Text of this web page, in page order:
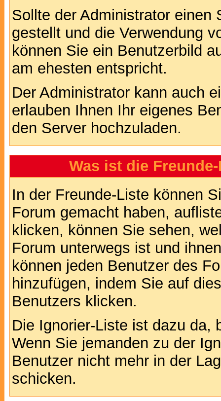
Sollte der Administrator einen
gestellt und die Verwendung
können Sie ein Benutzerbild
am ehesten entspricht.
Der Administrator kann auch
erlauben Ihnen Ihr eigenes
den Server hochzuladen.
Was ist die
In der Freunde-Liste können
Forum gemacht haben,
klicken, können Sie sehen,
Forum unterwegs ist und
können jeden Benutzer des
hinzufügen, indem Sie auf
Benutzers klicken.
Die Ignorier-Liste ist dazu da,
Wenn Sie jemanden zu der
Benutzer nicht mehr in der
schicken.